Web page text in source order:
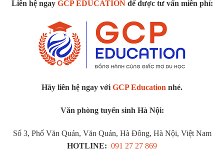
Liên hệ ngay GCP EDUCATIONđể được tư vấn miễn phí:
Hãy liên hệ ngay với GCP Education nhé.
Văn phòng tuyển sinh Hà Nội:
Số 3, Phố Văn Quán, Văn Quán, Hà Đông, Hà Nội, Việt Nam
HOTLINE: 091 27 27 869